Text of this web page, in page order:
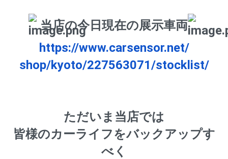
当店の今日現在の展示車両
https://www.carsensor.net/
shop/kyoto/227563071/stocklist/
ただいま当店では
皆様のカーライフをバックアップす
べく